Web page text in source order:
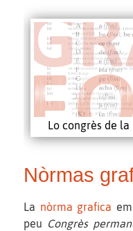
Lo congrès de
Nòrmas
La nòrma grafica
peu Congrès